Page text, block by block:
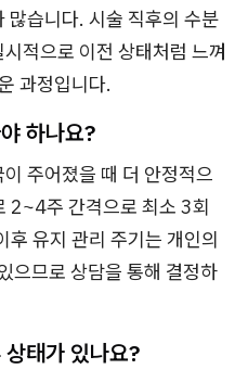
많습니다. 시술 직후의 수분
적으로 이전 상태처럼 느껴
과정입니다.
하나요?
주어졌을 때 더 안정적으
2~4주 간격으로 최소 3회
후 유지 관리 주기는 개인의
으므로 상담을 통해 결정하
태가 있나요?